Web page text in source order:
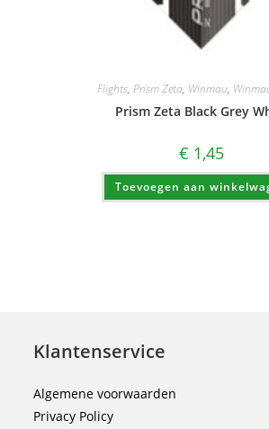
Flights, Prism Zeta, Winmau,
Prism Zeta Black Grey
€ 1,45
Toevoegen aan
Klantenservice
Algemene voorwaarden
Privacy Policy